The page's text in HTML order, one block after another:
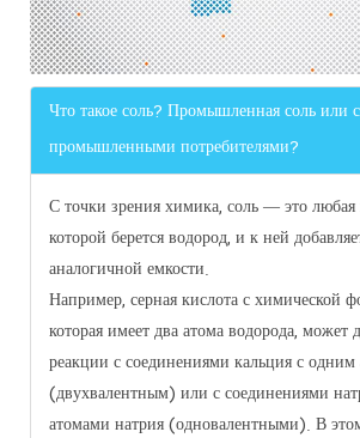
Что такое соль? Промышленная соль или
промышленными потребителями?
С точки зрения химика, соль — это любая
которой берется водород, и к ней
аналогичной емкости.
Например, серная кислота с химической
которая имеет два атома водорода, может
реакции с соединениями кальция с
(двухвалентным) или с соединениями
атомами натрия (одновалентными). В